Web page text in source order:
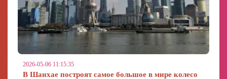
2026-05-06 11:15:35
В Шанхае построят самое большое в мире колесо